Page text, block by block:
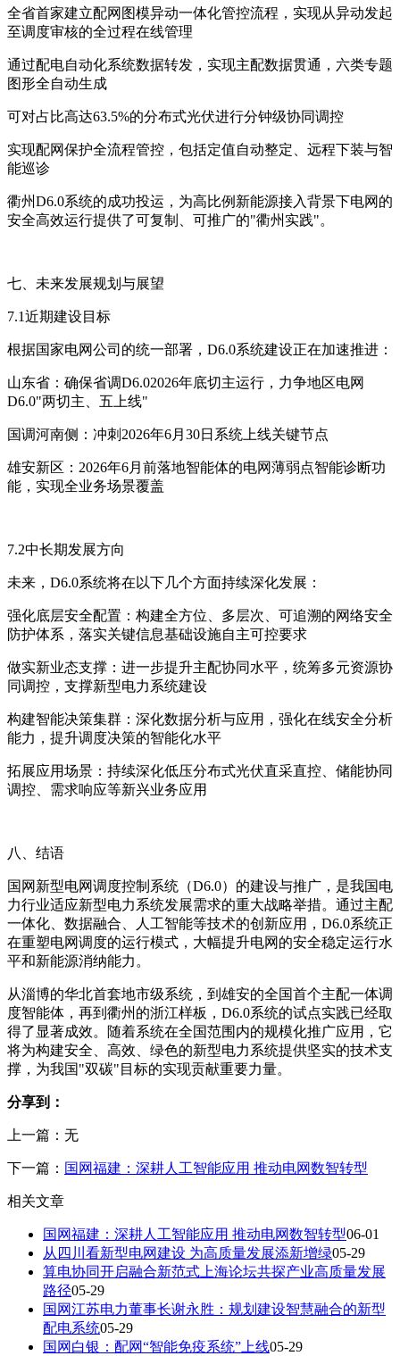
全省首家建立配网图模异动一体化管控流程，实现从异动发起
至调度审核的全过程在线管理
通过配电自动化系统数据转发，实现主配数据贯通，六类专题
图形全自动生成
可对占比高达63.5%的分布式光伏进行分钟级协同调控
实现配网保护全流程管控，包括定值自动整定、远程下装与智
能巡诊
衢州D6.0系统的成功投运，为高比例新能源接入背景下电网的
安全高效运行提供了可复制、可推广的"衢州实践"。
七、未来发展规划与展望
7.1近期建设目标
根据国家电网公司的统一部署，D6.0系统建设正在加速推进：
山东省：确保省调D6.02026年底切主运行，力争地区电网
D6.0"两切主、五上线"
国调河南侧：冲刺2026年6月30日系统上线关键节点
雄安新区：2026年6月前落地智能体的电网薄弱点智能诊断功
能，实现全业务场景覆盖
7.2中长期发展方向
未来，D6.0系统将在以下几个方面持续深化发展：
强化底层安全配置：构建全方位、多层次、可追溯的网络安全
防护体系，落实关键信息基础设施自主可控要求
做实新业态支撑：进一步提升主配协同水平，统筹多元资源协
同调控，支撑新型电力系统建设
构建智能决策集群：深化数据分析与应用，强化在线安全分析
能力，提升调度决策的智能化水平
拓展应用场景：持续深化低压分布式光伏直采直控、储能协同
调控、需求响应等新兴业务应用
八、结语
国网新型电网调度控制系统（D6.0）的建设与推广，是我国电
力行业适应新型电力系统发展需求的重大战略举措。通过主配
一体化、数据融合、人工智能等技术的创新应用，D6.0系统正
在重塑电网调度的运行模式，大幅提升电网的安全稳定运行水
平和新能源消纳能力。
从淄博的华北首套地市级系统，到雄安的全国首个主配一体调
度智能体，再到衢州的浙江样板，D6.0系统的试点实践已经取
得了显著成效。随着系统在全国范围内的规模化推广应用，它
将为构建安全、高效、绿色的新型电力系统提供坚实的技术支
撑，为我国"双碳"目标的实现贡献重要力量。
分享到：
上一篇：无
下一篇： 国网福建：深耕人工智能应用 推动电网数智转型
相关文章
国网福建：深耕人工智能应用 推动电网数智转型06-01
从四川看新型电网建设 为高质量发展添新增绿05-29
算电协同开启融合新范式上海论坛共探产业高质量发展
路径05-29
国网江苏电力董事长谢永胜：规划建设智慧融合的新型
配电系统05-29
国网白银：配网“智能免疫系统”上线05-29